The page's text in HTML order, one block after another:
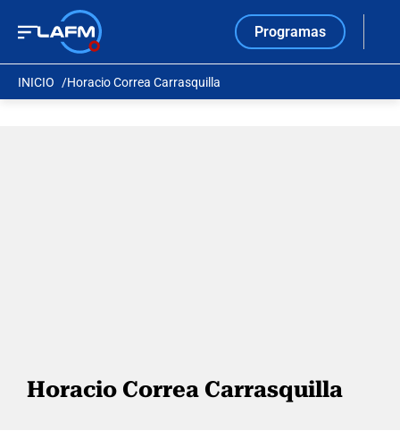
Programas
INICIO Horacio Correa Carrasquilla
Horacio Correa Carrasquilla